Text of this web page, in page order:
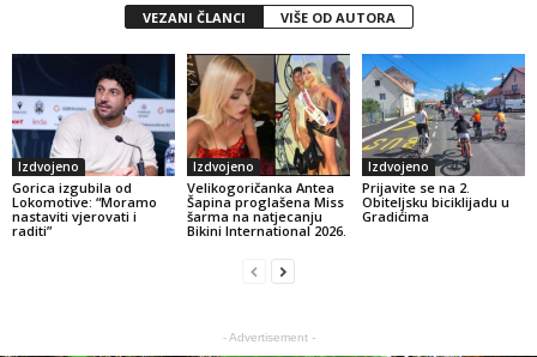
VEZANI ČLANCI VIŠE OD AUTORA
Izdvojeno
Gorica izgubila od
Lokomotive: “Moramo
nastaviti vjerovati i
raditi”
Izdvojeno
Velikogoričanka Antea
Šapina proglašena Miss
šarma na natjecanju
Bikini International 2026.
Izdvojeno
Prijavite se na 2.
Obiteljsku biciklijadu u
Gradićima
- Advertisement -